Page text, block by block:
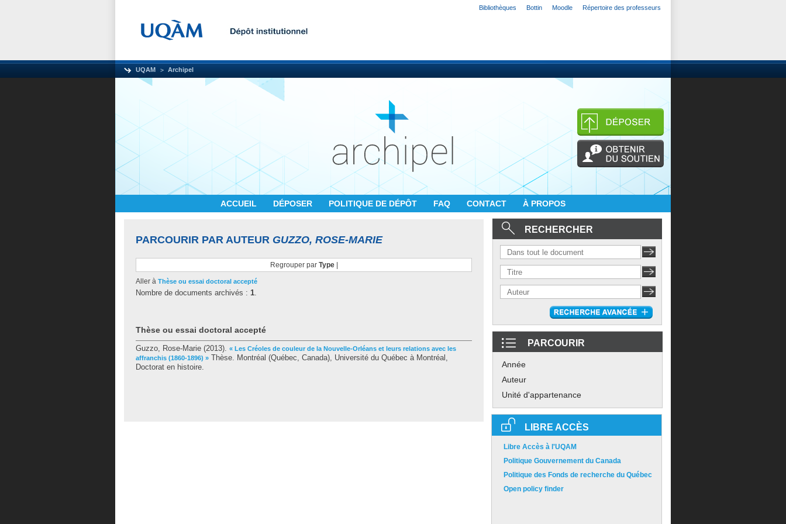
Bibliothèques Bottin Moodle Répertoire des professeurs
UQAM Archipel
ACCUEIL DÉPOSER POLITIQUE DE DÉPÔT FAQ CONTACT À PROPOS
PARCOURIR PAR AUTEUR GUZZO, ROSE-MARIE
Regrouper par Type|
Aller à Thèse ou essai doctoral accepté
Nombre de documents archivés : 1.
Thèse ou essai doctoral accepté
Guzzo, Rose-Marie (2013). « Les Créoles de couleur de la Nouvelle-Orléans et leurs relations avec les
affranchis (1860-1896) » Thèse. Montréal (Québec, Canada), Université du Québec à Montréal,
Doctorat en histoire.
RECHERCHER
PARCOURIR
Année
Auteur
Unité d'appartenance
LIBRE ACCÈS
Libre Accès à l'UQAM
Politique Gouvernement du Canada
Politique des Fonds de recherche du Québec
Open policy finder